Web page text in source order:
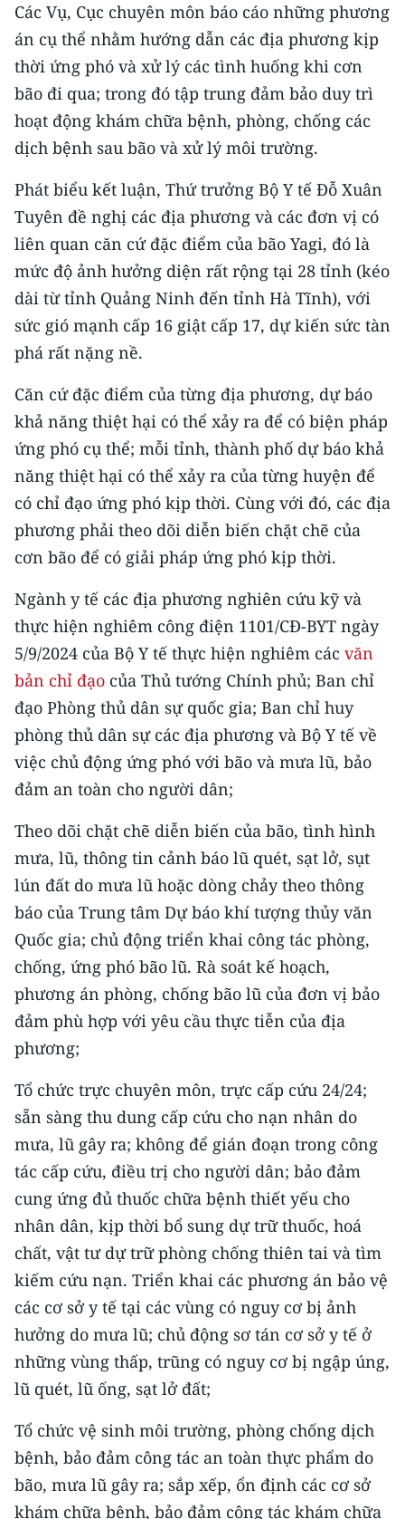
Media Thể thao
Media Giáo dục
Media Y tế
Media Khoa học - Công nghệ
Media Môi trường
Ảnh
Infographic
TIN MỚI
TIN ĐỊA PHƯƠNG
Trung du và miền núi phía Bắc
Đồng bằng sông Hồng
Bắc Trung Bộ
Duyên hải Nam Trung Bộ và Tây
Nguyên
Đồng bằng sông Cửu Long
Chuyên trang Hà Nội
Chuyên trang TP. Hồ Chí Minh
CHUYÊN ĐỀ
CÁC CHUYÊN TRANG
VỀ BÁO NHÂN DÂN
THỜI NAY
NHÂN DÂN CUỐI TUẦN
NHÂN DÂN HẰNG THÁNG
MUA BÁO
ENGLISH
中文
FRANÇAIS
РУССКИЙ
ESPAÑOL
한국어
Các Vụ, Cục chuyên môn báo cáo những phương
án cụ thể nhằm hướng dẫn các địa phương kịp
thời ứng phó và xử lý các tình huống khi cơn
bão đi qua; trong đó tập trung đảm bảo duy trì
hoạt động khám chữa bệnh, phòng, chống các
dịch bệnh sau bão và xử lý môi trường.
Phát biểu kết luận, Thứ trưởng Bộ Y tế Đỗ Xuân
Tuyên đề nghị các địa phương và các đơn vị có
liên quan căn cứ đặc điểm của bão Yagi, đó là
mức độ ảnh hưởng diện rất rộng tại 28 tỉnh (kéo
dài từ tỉnh Quảng Ninh đến tỉnh Hà Tĩnh), với
sức gió mạnh cấp 16 giật cấp 17, dự kiến sức tàn
phá rất nặng nề.
Căn cứ đặc điểm của từng địa phương, dự báo
khả năng thiệt hại có thể xảy ra để có biện pháp
ứng phó cụ thể; mỗi tỉnh, thành phố dự báo khả
năng thiệt hại có thể xảy ra của từng huyện để
có chỉ đạo ứng phó kịp thời. Cùng với đó, các địa
phương phải theo dõi diễn biến chặt chẽ của
cơn bão để có giải pháp ứng phó kịp thời.
Ngành y tế các địa phương nghiên cứu kỹ và
thực hiện nghiêm công điện 1101/CĐ-BYT ngày
5/9/2024 của Bộ Y tế thực hiện nghiêm các văn
bản chỉ đạo của Thủ tướng Chính phủ; Ban chỉ
đạo Phòng thủ dân sự quốc gia; Ban chỉ huy
phòng thủ dân sự các địa phương và Bộ Y tế về
việc chủ động ứng phó với bão và mưa lũ, bảo
đảm an toàn cho người dân;
Theo dõi chặt chẽ diễn biến của bão, tình hình
mưa, lũ, thông tin cảnh báo lũ quét, sạt lở, sụt
lún đất do mưa lũ hoặc dòng chảy theo thông
báo của Trung tâm Dự báo khí tượng thủy văn
Quốc gia; chủ động triển khai công tác phòng,
chống, ứng phó bão lũ. Rà soát kế hoạch,
phương án phòng, chống bão lũ của đơn vị bảo
đảm phù hợp với yêu cầu thực tiễn của địa
phương;
Tổ chức trực chuyên môn, trực cấp cứu 24/24;
sẵn sàng thu dung cấp cứu cho nạn nhân do
mưa, lũ gây ra; không để gián đoạn trong công
tác cấp cứu, điều trị cho người dân; bảo đảm
cung ứng đủ thuốc chữa bệnh thiết yếu cho
nhân dân, kịp thời bổ sung dự trữ thuốc, hoá
chất, vật tư dự trữ phòng chống thiên tai và tìm
kiếm cứu nạn. Triển khai các phương án bảo vệ
các cơ sở y tế tại các vùng có nguy cơ bị ảnh
hưởng do mưa lũ; chủ động sơ tán cơ sở y tế ở
những vùng thấp, trũng có nguy cơ bị ngập úng,
lũ quét, lũ ống, sạt lở đất;
Tổ chức vệ sinh môi trường, phòng chống dịch
bệnh, bảo đảm công tác an toàn thực phẩm do
bão, mưa lũ gây ra; sắp xếp, ổn định các cơ sở
khám chữa bệnh, bảo đảm công tác khám chữa